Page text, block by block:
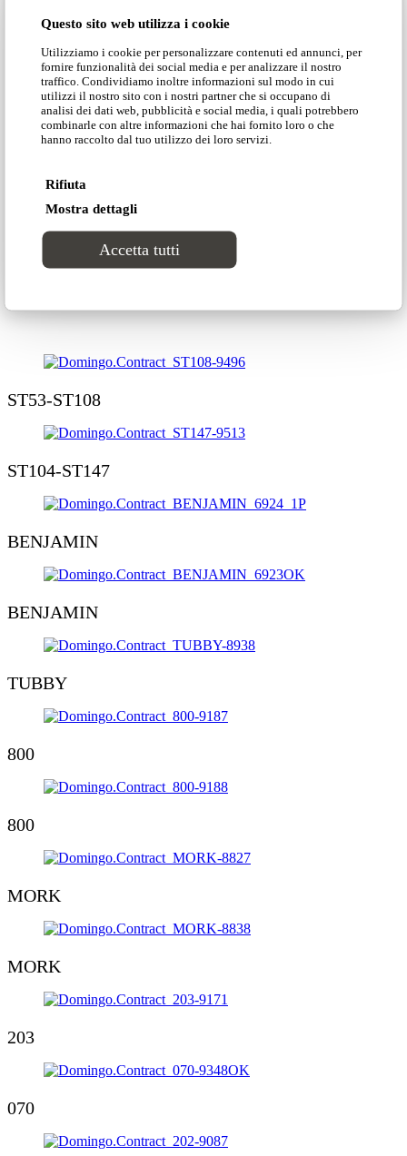
Questo sito web utilizza i cookie
Utilizziamo i cookie per personalizzare contenuti ed annunci, per
fornire funzionalità dei social media e per analizzare il nostro
traffico. Condividiamo inoltre informazioni sul modo in cui
utilizzi il nostro sito con i nostri partner che si occupano di
analisi dei dati web, pubblicità e social media, i quali potrebbero
combinarle con altre informazioni che hai fornito loro o che
hanno raccolto dal tuo utilizzo dei loro servizi.
Rifiuta
Mostra dettagli
Accetta tutti
FEBE
CEO
TETI
ST53-ST108
ST104-ST147
BENJAMIN
BENJAMIN
TUBBY
800
800
MORK
MORK
203
070